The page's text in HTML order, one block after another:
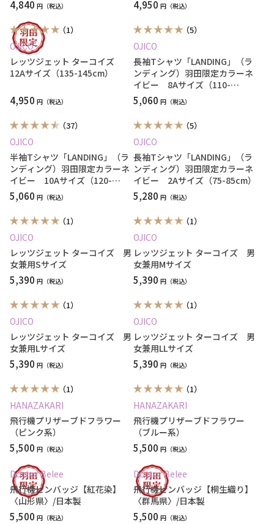
4,840 円 4,950 円
（1）
OJICO
レッツジェット ターコイズ
12Aサイズ（135-145cm）
4,950 円
（5）
OJICO
長袖Tシャツ「LANDING」（ラ
ンディング）羽田限定カラーネ
イビー 8Aサイズ（110-
120cm）
5,060 円
（37）
OJICO
半袖Tシャツ「LANDING」（ラ
ンディング）羽田限定カラーネ
イビー 10Aサイズ（120-
130cm）
5,060 円
（5）
OJICO
長袖Tシャツ「LANDING」（ラ
ンディング）羽田限定カラーネ
イビー 2Aサイズ（75-85cm）
5,280 円
（1）
OJICO
レッツジェット ターコイズ 男
女兼用Sサイズ
5,390 円
（1）
OJICO
レッツジェット ターコイズ 男
女兼用Mサイズ
5,390 円
（1）
OJICO
レッツジェット ターコイズ 男
女兼用Lサイズ
5,390 円
（1）
OJICO
レッツジェット ターコイズ 男
女兼用LLサイズ
5,390 円
（1）
HANAZAKARI
飛行機プリザーブドフラワー
（ピンク系）
5,500 円
（1）
HANAZAKARI
飛行機プリザーブドフラワー
（ブルー系）
5,500 円
Doctor Belee
飛行機ピンバッジ【紅花染】
〈山形県〉/日本製
5,500 円
Doctor Belee
飛行機ピンバッジ【桐生織り】
〈群馬県〉/日本製
5,500 円